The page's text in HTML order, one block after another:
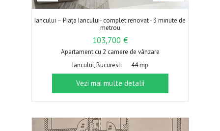
Iancului – Piața Iancului- complet renovat - 3 minute de
metrou
103,700 €
Apartament cu 2 camere de vânzare
Iancului, Bucuresti
44 mp
Vezi mai multe detalii